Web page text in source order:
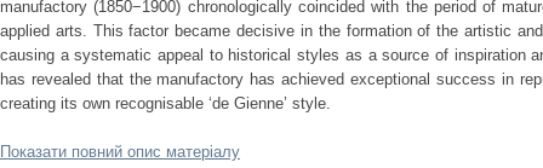
manufactory (1850−1900) chronologically coincided with the period of
applied arts. This factor became decisive in the formation of the artistic
causing a systematic appeal to historical styles as a source of inspiration
has revealed that the manufactory has achieved exceptional success in
creating its own recognisable ‘de Gienne’ style.
Показати повний опис матеріалу